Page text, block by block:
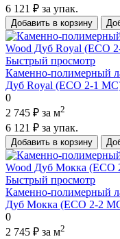
6 121 ₽ за упак.
Добавить в корзину
Быстрый просмотр
Каменно-полимерный
Дуб Royal (ECO 2-1
0
2 745 ₽ за м2
6 121 ₽ за упак.
Добавить в корзину
Быстрый просмотр
Каменно-полимерный
Дуб Мокка (ECO 2-2
0
2 745 ₽ за м2